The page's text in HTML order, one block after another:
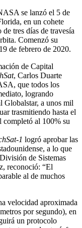
se lanzó el 5 de
en un cohete
tres días de travesía
Comenzó su
de febrero de 2020.
de Capital
, Carlos Duarte
que todos los
logrando
Globalstar, a unos mil
trasmitiendo hasta el
completó al 100% su
1 logró aprobar las
a lo que
de Sistemas
reconoció: “El
al de muchos
velocidad aproximada
por segundo), en
un protocolo